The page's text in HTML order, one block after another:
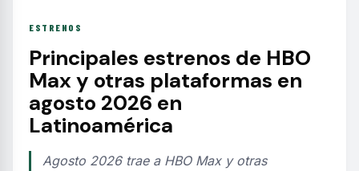
ESTRENOS
Principales estrenos de HBO
Max y otras plataformas en
agosto 2026 en
Latinoamérica
Agosto 2026 trae a HBO Max y otras